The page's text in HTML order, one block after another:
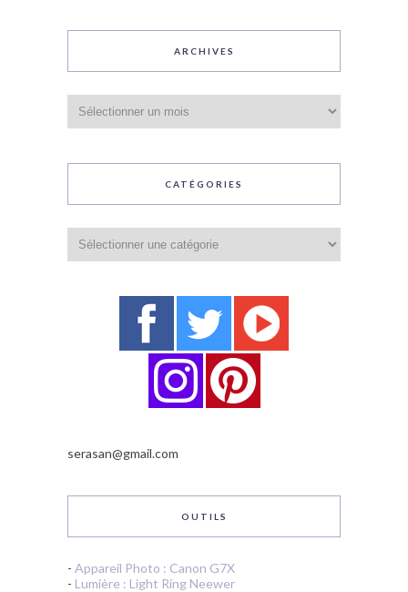
ARCHIVES
CATÉGORIES
serasan@gmail.com
OUTILS
- Appareil Photo : Canon G7X
- Lumière : Light Ring Neewer